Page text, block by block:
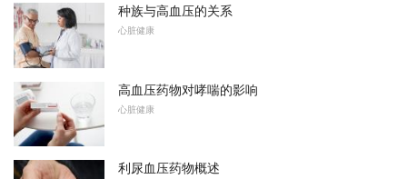
种族与高血压的关系
心脏健康
高血压药物对哮喘的影响
心脏健康
利尿血压药物概述